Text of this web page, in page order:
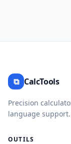
⧉ CalcTools
Precision
language support.
OUTILS